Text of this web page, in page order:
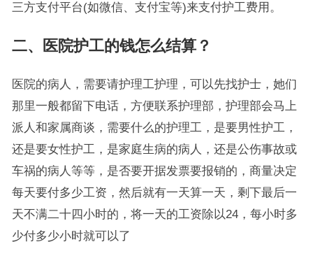
三方支付平台(如微信、支付宝等)来支付护工费用。
二、医院护工的钱怎么结算？
医院的病人，需要请护理工护理，可以先找护士，她们
那里一般都留下电话，方便联系护理部，护理部会马上
派人和家属商谈，需要什么的护理工，是要男性护工，
还是要女性护工，是家庭生病的病人，还是公伤事故或
车祸的病人等等，是否要开据发票要报销的，商量决定
每天要付多少工资，然后就有一天算一天，剩下最后一
天不满二十四小时的，将一天的工资除以24，每小时多
少付多少小时就可以了